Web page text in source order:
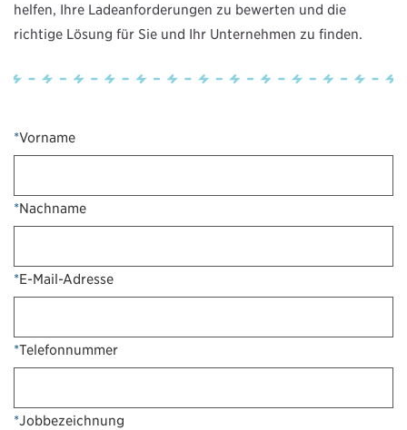
helfen, Ihre Ladeanforderungen zu bewerten und die
richtige Lösung für Sie und Ihr Unternehmen zu finden.
*Vorname
*Nachname
*E-Mail-Adresse
*Telefonnummer
*Jobbezeichnung